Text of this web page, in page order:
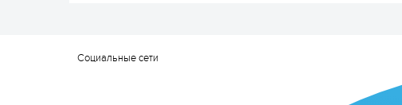
Социальные сети